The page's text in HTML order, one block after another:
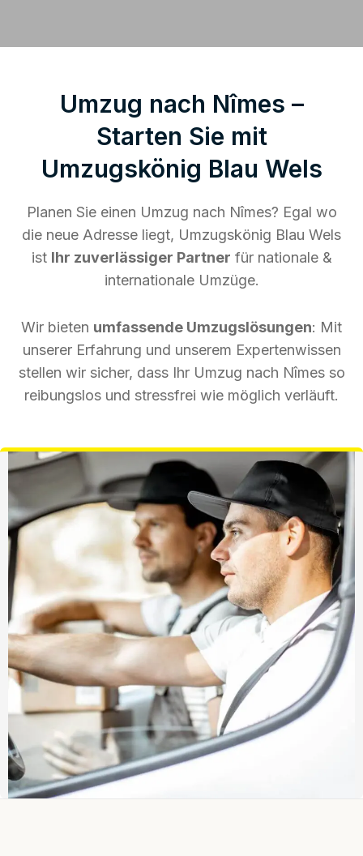
Umzug nach Nîmes –
Starten Sie mit
Umzugskönig Blau Wels
Planen Sie einen Umzug nach Nîmes? Egal wo
die neue Adresse liegt, Umzugskönig Blau Wels
ist Ihr zuverlässiger Partner für nationale &
internationale Umzüge.
Wir bieten umfassende Umzugslösungen: Mit
unserer Erfahrung und unserem Expertenwissen
stellen wir sicher, dass Ihr Umzug nach Nîmes so
reibungslos und stressfrei wie möglich verläuft.